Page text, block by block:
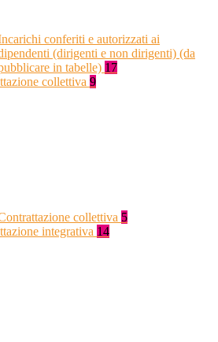
conferiti e autorizzati ai
(dirigenti e non dirigenti) (da
in tabelle) 17
collettiva 9
collettiva 5
integrativa 14